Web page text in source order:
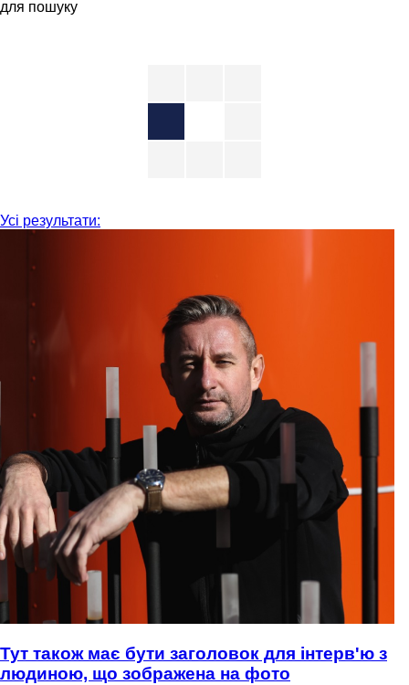
для пошуку
Усі результати:
Тут також має бути заголовок для інтерв'ю з
людиною, що зображена на фото